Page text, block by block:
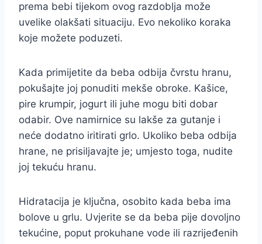
prema bebi tijekom ovog razdoblja može
uvelike olakšati situaciju. Evo nekoliko koraka
koje možete poduzeti.
Kada primijetite da beba odbija čvrstu hranu,
pokušajte joj ponuditi mekše obroke. Kašice,
pire krumpir, jogurt ili juhe mogu biti dobar
odabir. Ove namirnice su lakše za gutanje i
neće dodatno iritirati grlo. Ukoliko beba odbija
hrane, ne prisiljavajte je; umjesto toga, nudite
joj tekuću hranu.
Hidratacija je ključna, osobito kada beba ima
bolove u grlu. Uvjerite se da beba pije dovoljno
tekućine, poput prokuhane vode ili razrijeđenih